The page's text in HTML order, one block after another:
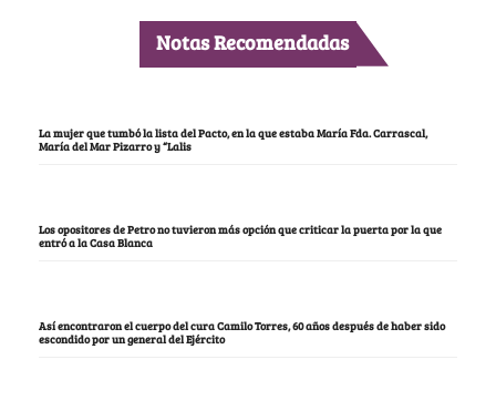
Notas Recomendadas
La mujer que tumbó la lista del Pacto, en la que estaba María Fda. Carrascal,
María del Mar Pizarro y “Lalis
Los opositores de Petro no tuvieron más opción que criticar la puerta por la que
entró a la Casa Blanca
Así encontraron el cuerpo del cura Camilo Torres, 60 años después de haber sido
escondido por un general del Ejército